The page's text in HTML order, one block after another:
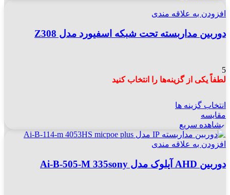
افزودن به علاقه مندی
دوربین مداربسته تحت شبکه اسفیورد مدل Z308
5
لطفاً یکی از گزینه‌ها را انتخاب کنید
انتخاب گزینه ها
مقایسه
مشاهده سریع
افزودن به علاقه مندی
دوربین AHD آیلوک مدل Ai-B-505-M 335sony